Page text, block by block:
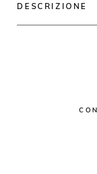
DESCRIZIONE